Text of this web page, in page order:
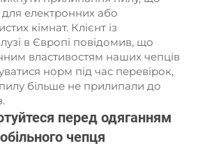
електронних або
кімнат. Клієнт із
в Європі повідомив, що
властивостям наших чепців
норм під час перевірок,
більше не прилипали до
перед одяганням
чепця